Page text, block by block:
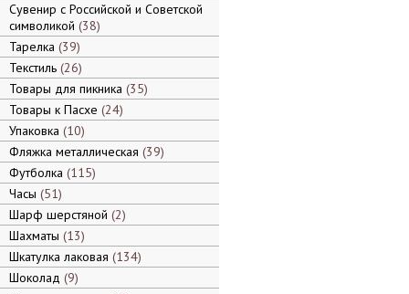
Сувенир с Российской и Советской
символикой 38
Тарелка 39
Текстиль 26
Товары для пикника 35
Товары к Пасхе 24
Упаковка 10
Фляжка металлическая 39
Футболка 115
Часы 51
Шарф шерстяной 2
Шахматы 13
Шкатулка лаковая 134
Шоколад 9